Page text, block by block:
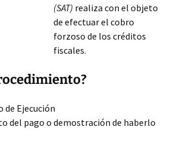
(SAT) realiza con el objeto
de efectuar el cobro
forzoso de los créditos
fiscales.
de Ejecución
del pago o demostración de haberlo